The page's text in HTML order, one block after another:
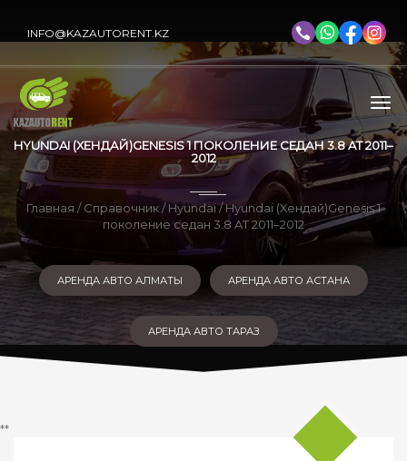
INFO@KAZAUTORENT.KZ
HYUNDAI (ХЕНДАЙ)GENESIS 1 ПОКОЛЕНИЕ СЕДАН 3.8 AT 2011–
2012
Главная /Справочник/Hyundai/ Hyundai (Хендай)Genesis 1
поколение седан 3.8 AT 2011–2012
АРЕНДА АВТО АЛМАТЫ АРЕНДА АВТО АСТАНА
АРЕНДА АВТО ТАРАЗ
**